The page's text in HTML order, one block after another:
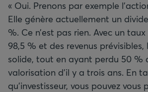
« Oui. Prenons par exemple
Elle génère actuellement un
%. Ce n’est pas rien. Avec un
98,5 % et des revenus
solide, tout en ayant perdu 50 %
valorisation d’il y a trois ans. En
qu’investisseur, vous pouvez vous